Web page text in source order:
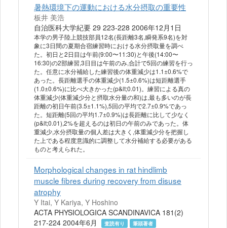
暑熱環境下の運動における水分摂取の重要性
板井 美浩
自治医科大学紀要 29 223-228 2006年12月1日
本学の男子陸上競技部員12名(長距離3名,瞬発系9名)を対
象に3日間の夏期合宿練習時における水分摂取量を調べ
た。初日と2日目は午前(9:00〜11:30)と午後(14:00〜
16:30)の2部練習,3日目は午前のみ,合計で5回の練習を行っ
た。任意に水分補給した練習後の体重減少は1.1±0.6%で
あった。長距離選手の体重減少(1.5±0.6%)は短距離選手
(1.0±0.6%)に比べ大きかった(p&lt;0.01)。練習による真の
体重減少(体重減少分と摂取水分量の和)は,最も多いのが長
距離の初日午前(3.5±1.1%),5回の平均で2.7±0.9%であっ
た。短距離(5回の平均1.7±0.9%)は長距離に比して少なく
(p&lt;0.01),2%を超えるのは初日の午前のみであった。体
重減少,水分摂取量の個人差は大きく,体重減少分を把握し
た上である程度意識的に調整して水分補給する必要がある
ものと考えられた。
Morphological changes in rat hindlimb
muscle fibres during recovery from disuse
atrophy
Y Itai, Y Kariya, Y Hoshino
ACTA PHYSIOLOGICA SCANDINAVICA 181(2)
217-224 2004年6月
査読有り 筆頭著者